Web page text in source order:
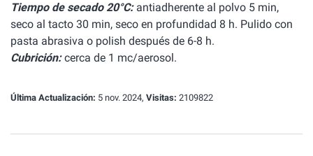
Tiempo de secado 20°C:antiadherente al polvo 5 min,
seco al tacto 30 min, seco en profundidad 8 h. Pulido con
pasta abrasiva o polish después de 6-8 h.
Cubrición:cerca de 1 mc/aerosol.
Última Actualización: 5 nov. 2024, Visitas: 2109822